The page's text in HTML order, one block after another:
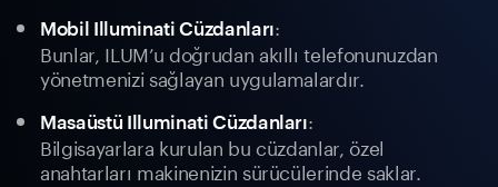
Mobil Illuminati Cüzdanları:
Bunlar, ILUM’u doğrudan akıllı telefonunuzdan
yönetmenizi sağlayan uygulamalardır.
Masaüstü Illuminati Cüzdanları:
Bilgisayarlara kurulan bu cüzdanlar, özel
anahtarları makinenizin sürücülerinde saklar.